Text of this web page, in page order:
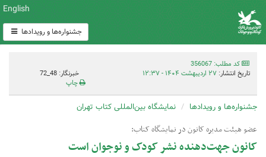
English
جشنواره‌ها و رویدادها
کد مطلب: 356067
تاریخ انتشار: ۲۷ اردیبهشت ۱۴۰۴ - ۱۲:۳۷
خبرنگار: 48_72
چاپ
جشنواره‌ها و رویدادها نمایشگاه بین‌المللی کتاب تهران
عضو هیئت مدیره کانون در نمایشگاه کتاب:
کانون جهت‌دهنده نشر کودک و نوجوان است